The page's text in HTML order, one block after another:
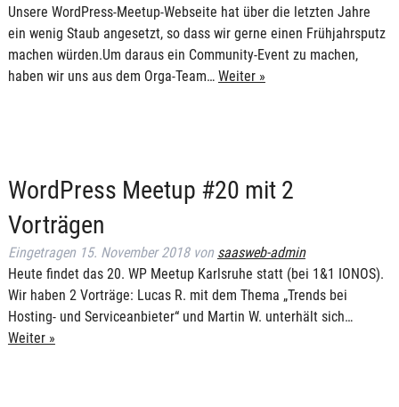
Unsere WordPress-Meetup-Webseite hat über die letzten Jahre
ein wenig Staub angesetzt, so dass wir gerne einen Frühjahrsputz
machen würden.Um daraus ein Community-Event zu machen,
haben wir uns aus dem Orga-Team… Weiter »
WordPress Meetup #20 mit 2
Vorträgen
Eingetragen 15. November 2018 von saasweb-admin
Heute findet das 20. WP Meetup Karlsruhe statt (bei 1&1 IONOS).
Wir haben 2 Vorträge: Lucas R. mit dem Thema „Trends bei
Hosting- und Serviceanbieter“ und Martin W. unterhält sich…
Weiter »